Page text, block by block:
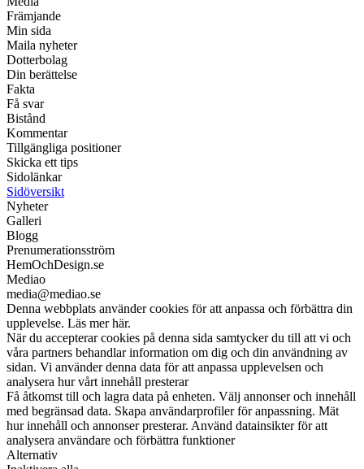
Främjande
Min sida
Maila nyheter
Dotterbolag
Din berättelse
Fakta
Få svar
Bistånd
Kommentar
Tillgängliga positioner
Skicka ett tips
Sidolänkar
Sidöversikt
Nyheter
Galleri
Blogg
Prenumerationsström
HemOchDesign.se
Mediao
media@mediao.se
Denna webbplats använder cookies för att anpassa och förbättra din
upplevelse. Läs mer här.
När du accepterar cookies på denna sida samtycker du till att vi och
våra partners behandlar information om dig och din användning av
sidan. Vi använder denna data för att anpassa upplevelsen och
analysera hur vårt innehåll presterar
Få åtkomst till och lagra data på enheten. Välj annonser och innehåll
med begränsad data. Skapa användarprofiler för anpassning. Mät
hur innehåll och annonser presterar. Använd datainsikter för att
analysera användare och förbättra funktioner
Alternativ